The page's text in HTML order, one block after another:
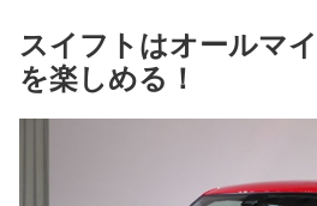
スイフトはオールマ
を楽しめる！